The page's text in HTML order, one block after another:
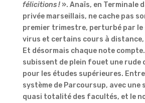
félicitions !». Anaïs, en Terminale
privée marseillais, ne cache pas
premier trimestre, perturbé par le
virus et certains cours à distance,
Et désormais chaque note compte.
subissent de plein fouet une rude
pour les études supérieures.
système de Parcoursup, avec une
quasi totalité des facultés, et le